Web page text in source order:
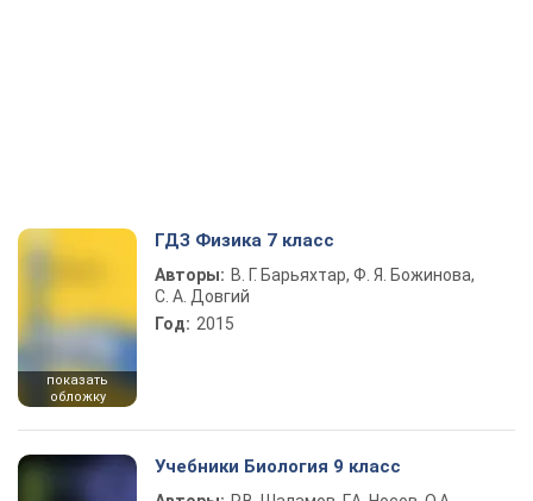
показать
обложку
ГДЗ Физика 7 класс
Авторы: В. Г. Барьяхтар, Ф. Я. Божинова,
С. А. Довгий
Год: 2015
Учебники Биология 9 класс